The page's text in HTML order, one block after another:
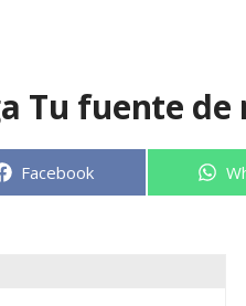
Tu fuente de
Compartir
Facebook